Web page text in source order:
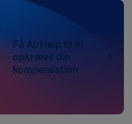
Få AirHelp til at
opkræve din
kompensation